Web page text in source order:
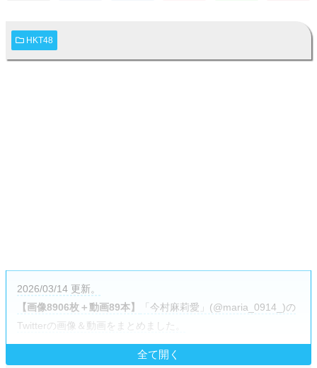
HKT48
2026/03/14 更新。
【画像8906枚＋動画89本】
「今村麻莉愛」(@maria_0914_)の
Twitterの画像＆動画をまとめました。
全て開く